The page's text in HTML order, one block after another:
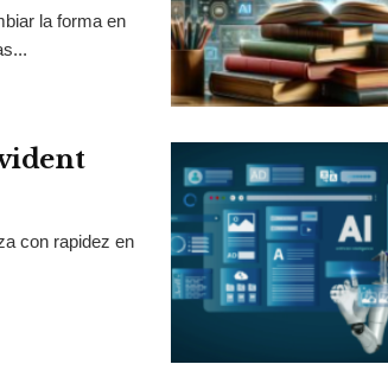
la forma en
con rapidez en